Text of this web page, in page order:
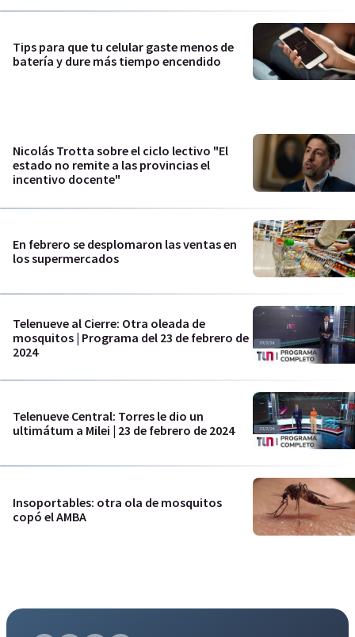
Tips para que tu celular gaste menos de
batería y dure más tiempo encendido
Nicolás Trotta sobre el ciclo lectivo "El
estado no remite a las provincias el
incentivo docente"
En febrero se desplomaron las ventas en
los supermercados
Telenueve al Cierre: Otra oleada de
mosquitos | Programa del 23 de febrero de
2024
Telenueve Central: Torres le dio un
ultimátum a Milei | 23 de febrero de 2024
Insoportables: otra ola de mosquitos
copó el AMBA